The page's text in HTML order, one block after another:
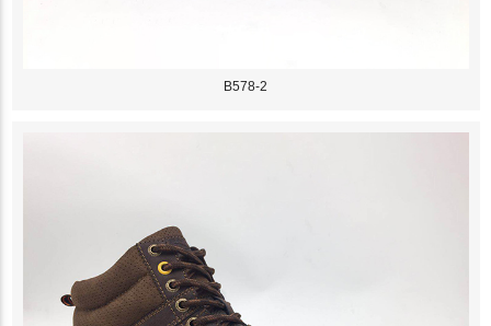
B578-2